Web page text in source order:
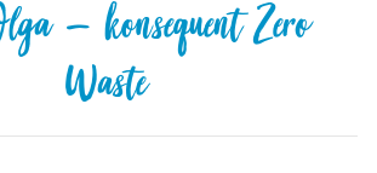
– konsequent Zero
Waste